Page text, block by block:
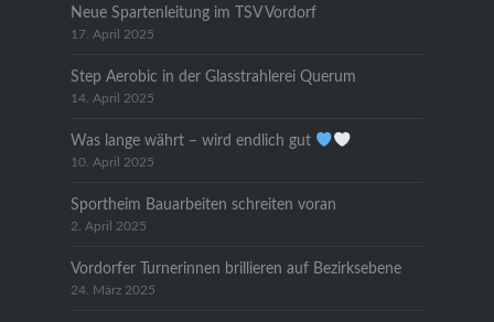
Neue Spartenleitung im TSV Vordorf
17. April 2025
Step Aerobic in der Glasstrahlerei Querum
14. April 2025
Was lange währt – wird endlich gut
10. April 2025
Sportheim Bauarbeiten schreiten voran
2. April 2025
Vordorfer Turnerinnen brillieren auf Bezirksebene
24. März 2025